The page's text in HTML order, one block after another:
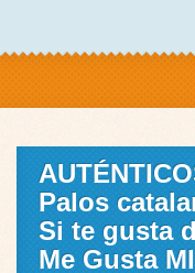
Palos
Si te gusta
Me Gusta